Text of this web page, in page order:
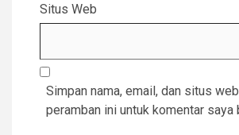
Situs Web
Simpan nama, email, dan situs
peramban ini untuk komentar saya